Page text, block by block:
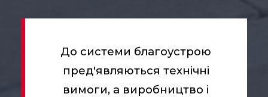
До системи благоустрою
пред'являються технічні
вимоги, а виробництво і